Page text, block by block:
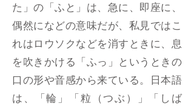
た」の「ふと」は、急に、即座に、
偶然になどの意味だが、私見ではこ
れはロウソクなどを消すときに、息
を吹きかける「ふっ」というときの
口の形や音感から来ている。日本語
は、「輪」「粒（つぶ）」「しば